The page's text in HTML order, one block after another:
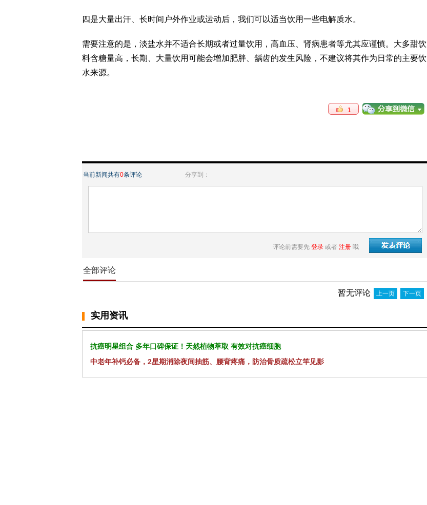
四是大量出汗、长时间户外作业或运动后，我们可以适当饮用一些电解质水。
需要注意的是，淡盐水并不适合长期或者过量饮用，高血压、肾病患者等尤其应谨慎。大多甜饮
料含糖量高，长期、大量饮用可能会增加肥胖、龋齿的发生风险，不建议将其作为日常的主要饮
水来源。
1
当前新闻共有0条评论 分享到：
评论前需要先 登录 或者 注册 哦
全部评论
暂无评论 上一页 下一页
实用资讯
抗癌明星组合 多年口碑保证！天然植物萃取 有效对抗癌细胞
中老年补钙必备，2星期消除夜间抽筋、腰背疼痛，防治骨质疏松立竿见影